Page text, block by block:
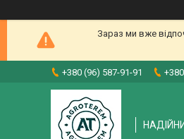
Зараз ми вже
+380 (96) 587-91-91